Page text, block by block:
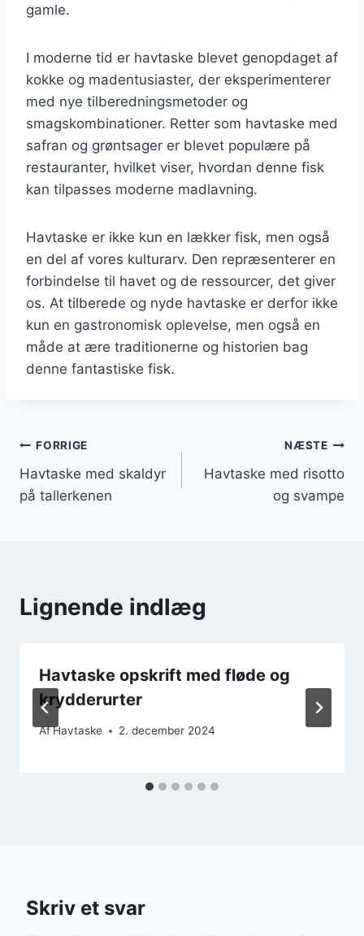
gamle.
I moderne tid er havtaske blevet genopdaget af
kokke og madentusiaster, der eksperimenterer
med nye tilberedningsmetoder og
smagskombinationer. Retter som havtaske med
safran og grøntsager er blevet populære på
restauranter, hvilket viser, hvordan denne fisk
kan tilpasses moderne madlavning.
Havtaske er ikke kun en lækker fisk, men også
en del af vores kulturarv. Den repræsenterer en
forbindelse til havet og de ressourcer, det giver
os. At tilberede og nyde havtaske er derfor ikke
kun en gastronomisk oplevelse, men også en
måde at ære traditionerne og historien bag
denne fantastiske fisk.
Indlægsnavigation
FORRIGE
Havtaske med skaldyr
på tallerkenen
NÆSTE
Havtaske med risotto
og svampe
Lignende indlæg
Havtaske opskrift med fløde og
krydderurter
AfHavtaske 2. december 2024
Skriv et svar